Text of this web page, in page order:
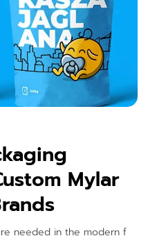
Mylar
needed in the modern f